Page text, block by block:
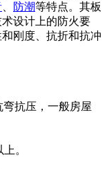
防潮等特点。其板
设计上的防火要
刚度、抗折和抗冲
抗压，一般房屋
。